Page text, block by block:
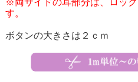
す。
ボタンの大きさは２ｃｍ